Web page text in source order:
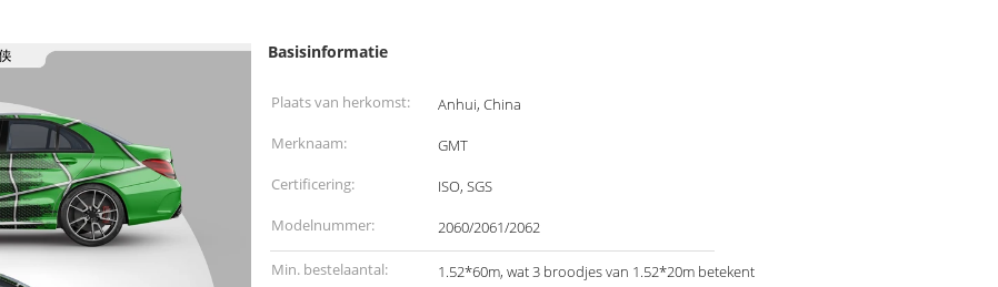
Basisinformatie
Plaats van herkomst:
Anhui, China
Merknaam:
GMT
Certificering:
ISO, SGS
Modelnummer:
2060/2061/2062
Min. bestelaantal:
1.52*60m, wat 3 broodjes van 1.52*20m betekent